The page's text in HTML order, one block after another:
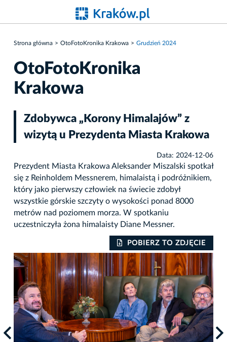
Strona główna OtoFotoKronika Krakowa Grudzień 2024
OtoFotoKronika
Krakowa
Zdobywca „Korony Himalajów” z
wizytą u Prezydenta Miasta Krakowa
Data: 2024-12-06
Prezydent Miasta Krakowa Aleksander Miszalski spotkał
się z Reinholdem Messnerem, himalaistą i podróżnikiem,
który jako pierwszy człowiek na świecie zdobył
wszystkie górskie szczyty o wysokości ponad 8000
metrów nad poziomem morza. W spotkaniu
uczestniczyła żona himalaisty Diane Messner.
POBIERZ TO ZDJĘCIE